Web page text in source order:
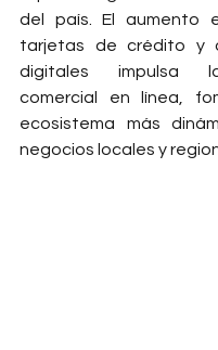
del país. El aumento
tarjetas de crédito y
digitales impulsa
comercial en línea,
ecosistema más
negocios locales y